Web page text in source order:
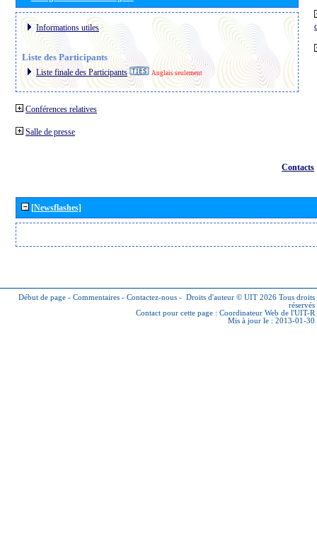
Informations utiles
Liste des Participants
Liste finale des Participants Anglais seulement
Conférences relatives
Salle de presse
Contacts
[Newsflashes]
Début de page - Commentaires - Contactez-nous - Droits d'auteur © UIT 2026 Tous droits
réservés
Contact pour cette page : Coordinateur Web de l'UIT-R
Mis à jour le : 2013-01-30